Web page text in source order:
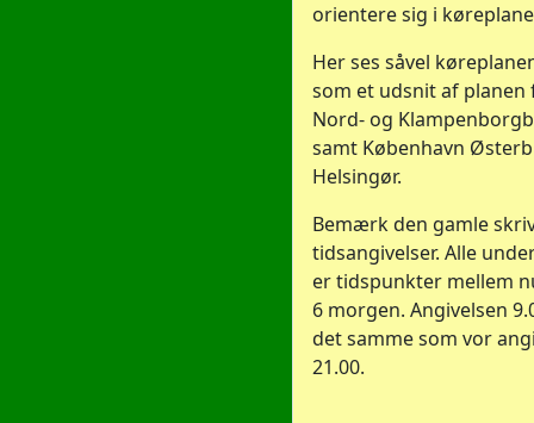
orientere sig i
Her ses såvel
som et udsnit af
Nord- og
samt København
Helsingør.
Bemærk den gamle
tidsangivelser. Alle
er tidspunkter mellem
6 morgen. Angivelsen
det samme som vor
21.00.